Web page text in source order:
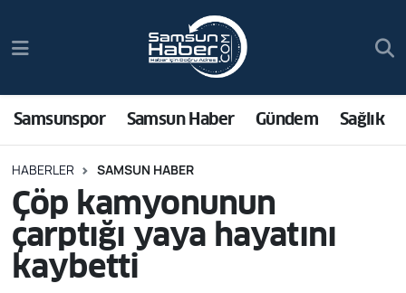
Samsunspor Samsun Haber Gündem Sağlık
HABERLER SAMSUN HABER
Çöp kamyonunun
çarptığı yaya hayatını
kaybetti
Samsun Haber
Sağlık
Asayiş
Bilim ve Teknoloji
Trafik Durumu
Süper Lig Puan Durumu ve Fikstür
Tüm Manşetler
Son Dakika Haberleri